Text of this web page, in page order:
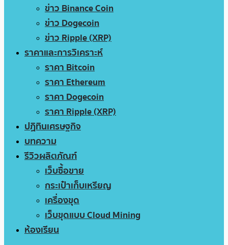
ข่าว Binance Coin
ข่าว Dogecoin
ข่าว Ripple (XRP)
ราคาและการวิเคราะห์
ราคา Bitcoin
ราคา Ethereum
ราคา Dogecoin
ราคา Ripple (XRP)
ปฏิทินเศรษฐกิจ
บทความ
รีวิวผลิตภัณฑ์
เว็บซื้อขาย
กระเป๋าเก็บเหรียญ
เครื่องขุด
เว็บขุดแบบ Cloud Mining
ห้องเรียน